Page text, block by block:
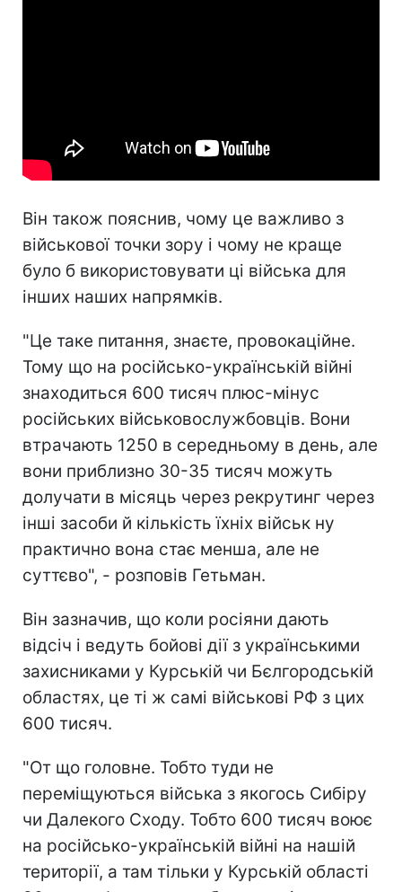
Він також пояснив, чому це важливо з
військової точки зору і чому не краще
було б використовувати ці війська для
інших наших напрямків.
"Це таке питання, знаєте, провокаційне.
Тому що на російсько-українській війні
знаходиться 600 тисяч плюс-мінус
російських військовослужбовців. Вони
втрачають 1250 в середньому в день, але
вони приблизно 30-35 тисяч можуть
долучати в місяць через рекрутинг через
інші засоби й кількість їхніх військ ну
практично вона стає менша, але не
суттєво", - розповів Гетьман.
Він зазначив, що коли росіяни дають
відсіч і ведуть бойові дії з українськими
захисниками у Курській чи Бєлгородській
областях, це ті ж самі військові РФ з цих
600 тисяч.
"От що головне. Тобто туди не
переміщуються війська з якогось Сибіру
чи Далекого Сходу. Тобто 600 тисяч воює
на російсько-українській війні на нашій
території, а там тільки у Курській області